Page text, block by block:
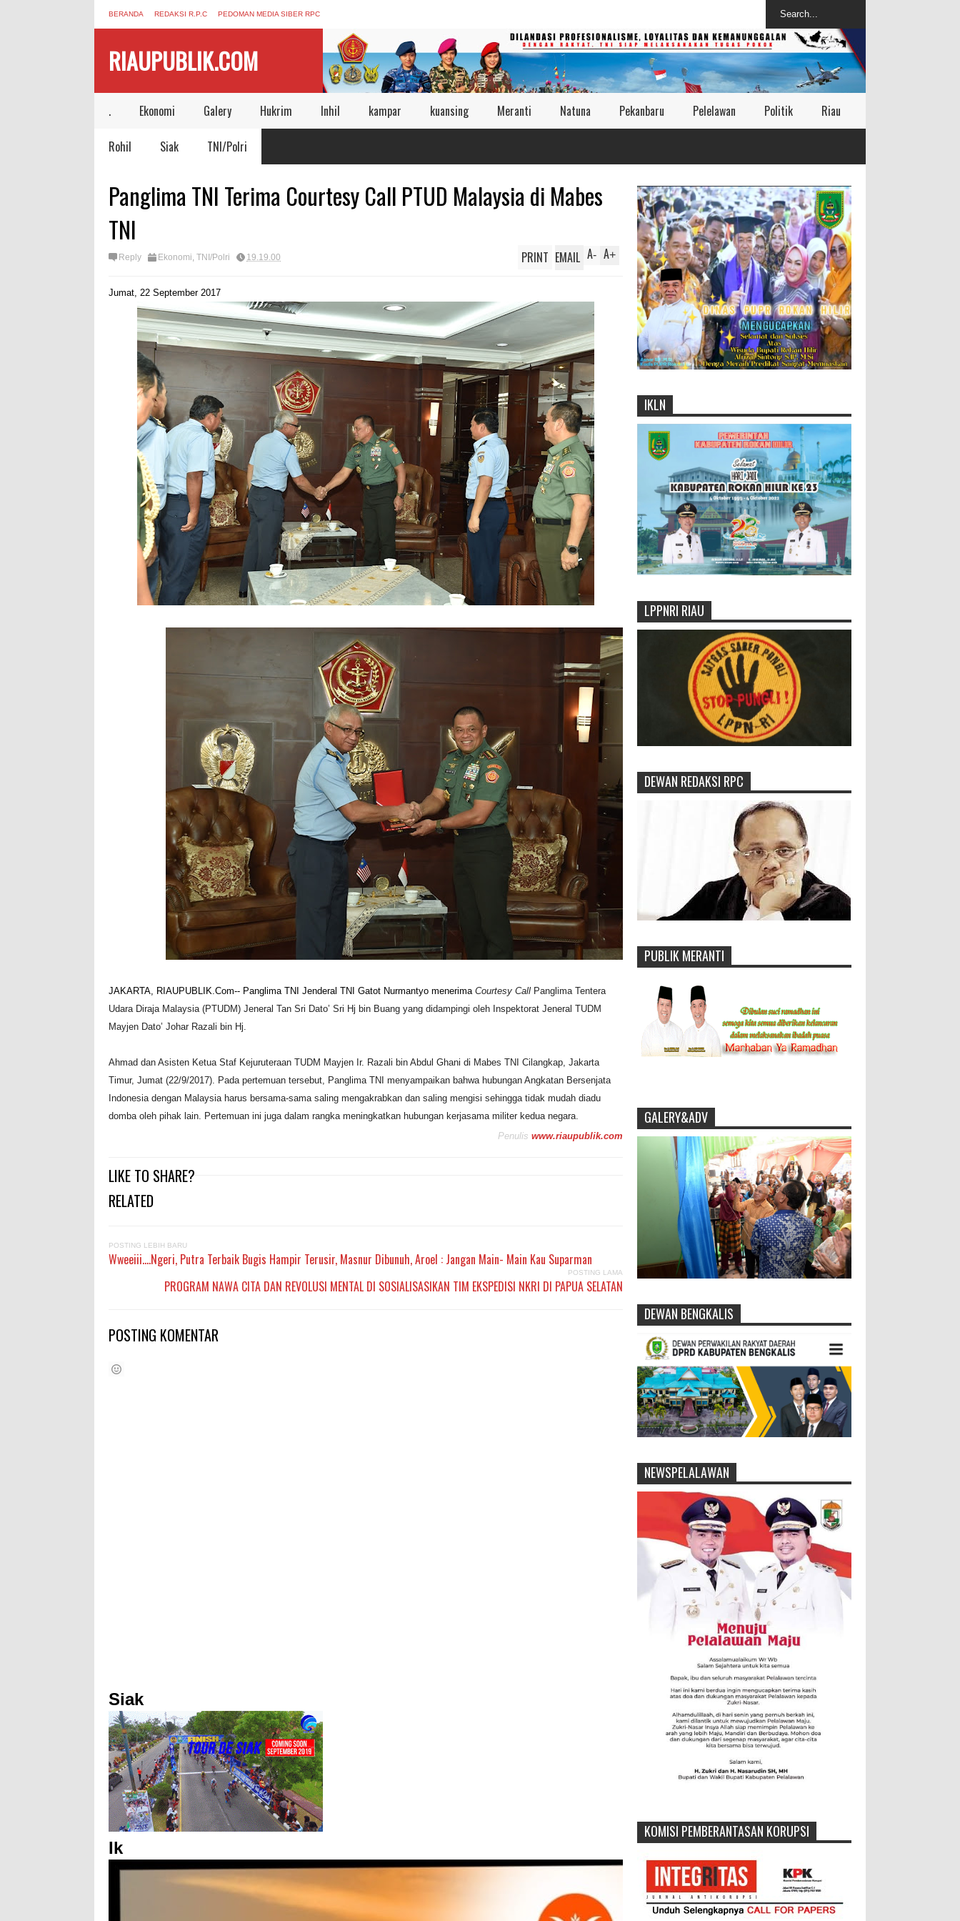
BERANDA REDAKSI R.P.C PEDOMAN MEDIA SIBER RPC
RIAUPUBLIK.COM
. Ekonomi Galery Hukrim Inhil kampar kuansing Meranti Natuna Pekanbaru Pelelawan Politik Riau
Rohil Siak TNI/Polri
Panglima TNI Terima Courtesy Call PTUD Malaysia di Mabes
TNI
Reply Ekonomi, TNI/Polri 19.19.00 A+
A-
PRINT EMAIL
Jumat, 22 September 2017
JAKARTA, RIAUPUBLIK.Com-- Panglima TNI Jenderal TNI Gatot Nurmantyo menerima Courtesy Call Panglima Tentera
Udara Diraja Malaysia (PTUDM) Jeneral Tan Sri Dato’ Sri Hj bin Buang yang didampingi oleh Inspektorat Jeneral TUDM
Mayjen Dato’ Johar Razali bin Hj.
Ahmad dan Asisten Ketua Staf Kejuruteraan TUDM Mayjen Ir. Razali bin Abdul Ghani di Mabes TNI Cilangkap, Jakarta
Timur, Jumat (22/9/2017). Pada pertemuan tersebut, Panglima TNI menyampaikan bahwa hubungan Angkatan Bersenjata
Indonesia dengan Malaysia harus bersama-sama saling mengakrabkan dan saling mengisi sehingga tidak mudah diadu
domba oleh pihak lain. Pertemuan ini juga dalam rangka meningkatkan hubungan kerjasama militer kedua negara.
Penulis www.riaupublik.com
LIKE TO SHARE?
RELATED
POSTING LEBIH BARU
Wweeiii....Ngeri, Putra Terbaik Bugis Hampir Terusir, Masnur Dibunuh, Aroel : Jangan Main- Main Kau Suparman
POSTING LAMA
PROGRAM NAWA CITA DAN REVOLUSI MENTAL DI SOSIALISASIKAN TIM EKSPEDISI NKRI DI PAPUA SELATAN
POSTING KOMENTAR
Siak
Ik
IKLN
LPPNRI RIAU
DEWAN REDAKSI RPC
PUBLIK MERANTI
GALERY&ADV
DEWAN BENGKALIS
NEWSPELALAWAN
KOMISI PEMBERANTASAN KORUPSI